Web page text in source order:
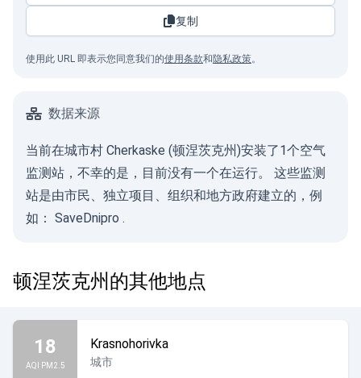
复制
使用此 URL 即表示您同意我们的使用条款和隐私政策。
数据来源
当前在城市村 Cherkaske (顿涅茨克州)安装了1个空气
监测站，不幸的是，目前没有一个在运行。 这些监测
站是由市民、独立项目、组织和地方政府建立的，例
如： SaveDnipro .
顿涅茨克州的其他地点
18
AQI PM2.5
Krasnohorivka
城市